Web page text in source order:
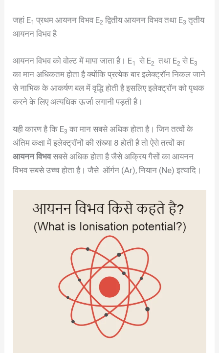
जहां E1 प्रथम आयनन विभव E2 द्वितीय आयनन विभव तथा E3 तृतीय
आयनन विभव है
आयनन विभव को वोल्ट में मापा जाता है। E1 से E2 तथा E2 से E3
का मान अधिकतम होता है क्योंकि प्रत्येक बार इलेक्ट्रॉन निकल जाने
से नाभिक के आकर्षण बल में वृद्धि होती है इसलिए इलेक्ट्रॉन को पृथक
करने के लिए अत्यधिक ऊर्जा लगानी पड़ती है।
यही कारण है कि E3 का मान सबसे अधिक होता है। जिन तत्वों के
अंतिम कक्षा में इलेक्ट्रॉनों की संख्या 8 होती है तो ऐसे तत्वों का
आयनन विभवसबसे अधिक होता है जैसे अक्रिय गैसों का आयनन
विभव सबसे उच्च होता है। जैसे ऑर्गन (Ar), नियान (Ne) इत्यादि।